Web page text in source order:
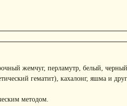
жемчуг, перламутр, белый,
гематит), кахалонг, яшма и
методом.